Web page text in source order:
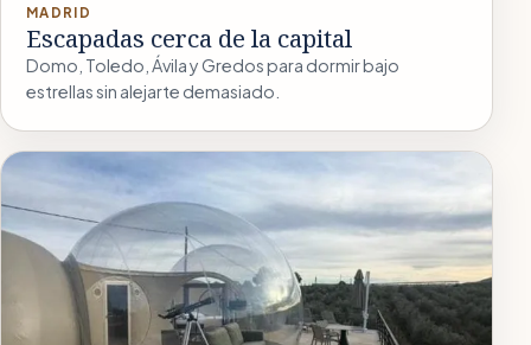
MADRID
Escapadas cerca de la capital
Domo, Toledo, Ávila y Gredos para dormir bajo
estrellas sin alejarte demasiado.